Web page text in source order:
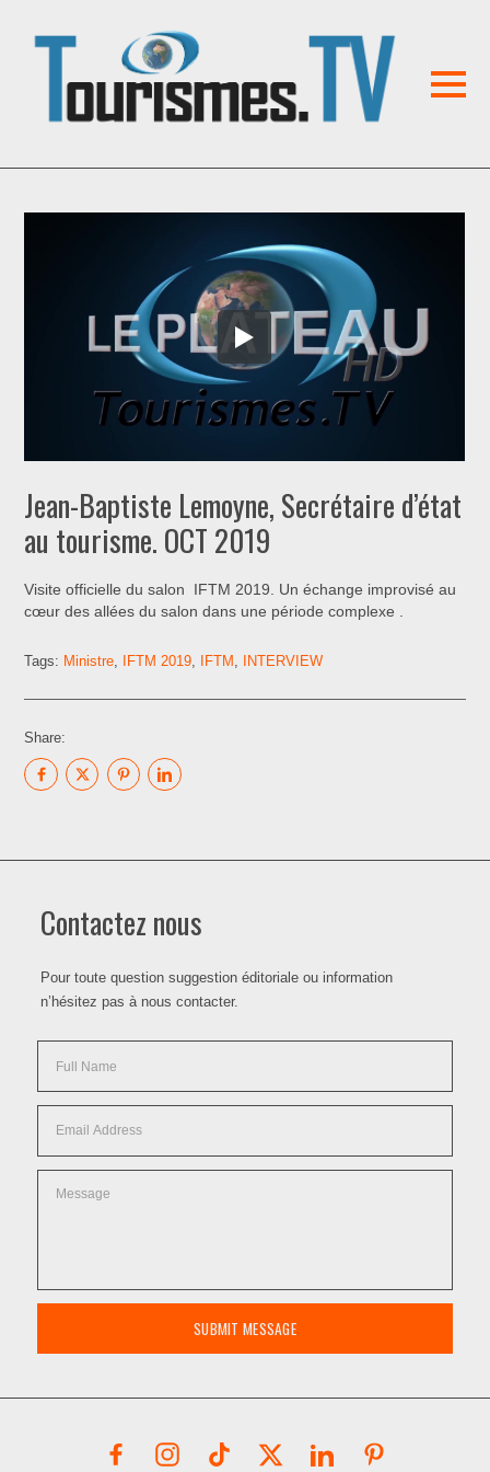
Jean-Baptiste Lemoyne, Secrétaire d’état
au tourisme. OCT 2019
Visite officielle du salon IFTM 2019. Un échange improvisé au
cœur des allées du salon dans une période complexe .
Tags: Ministre IFTM 2019 IFTM INTERVIEW
Share:
Contactez nous
Pour toute question suggestion éditoriale ou information
n’hésitez pas à nous contacter.
SUBMIT MESSAGE